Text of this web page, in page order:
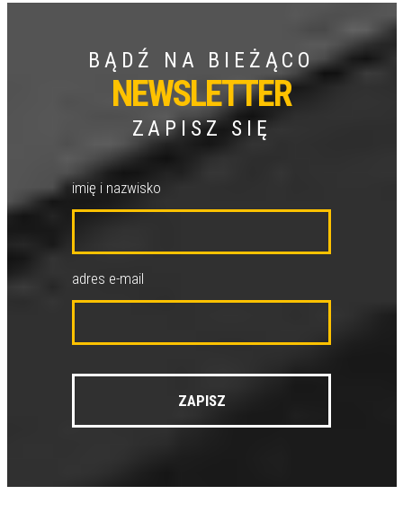
BĄDŹ NA BIEŻĄCO
NEWSLETTER
ZAPISZ SIĘ
imię i nazwisko
adres e-mail